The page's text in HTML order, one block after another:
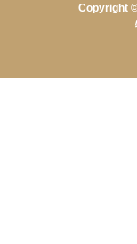
Copyright